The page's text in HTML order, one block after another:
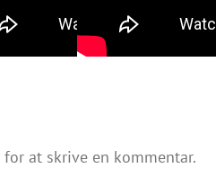
for at skrive en kommentar.